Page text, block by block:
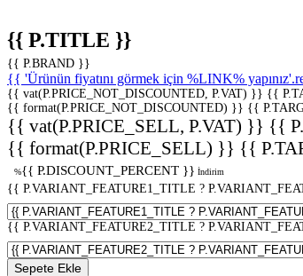
{{ P.TITLE }}
{{ P.BRAND }}
{{ 'Ürünün fiyatını görmek için %LINK%
{{ vat(P.PRICE_NOT_DISCOUNTED, P.VAT) }} {{
{{ format(P.PRICE_NOT_DISCOUNTED) }} {{
{{ vat(P.PRICE_SELL, P.VAT) }} {{
{{ format(P.PRICE_SELL) }} {{
%{{ P.DISCOUNT_PERCENT }} İndirim
{{ P.VARIANT_FEATURE1_TITLE ?
{{ P.VARIANT_FEATURE2_TITLE ?
Sepete Ekle